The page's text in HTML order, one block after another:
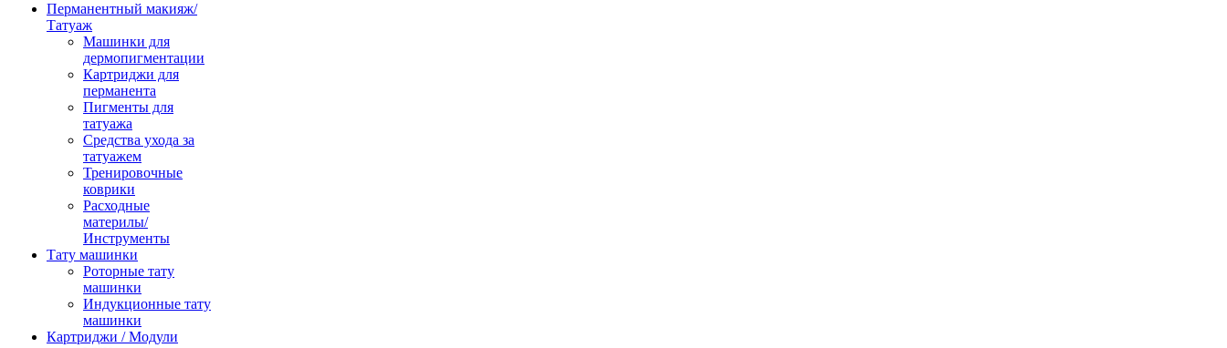
Перманентный макияж/
Татуаж
Машинки для
дермопигментации
Картриджи для
перманента
Пигменты для
татуажа
Средства ухода за
татуажем
Тренировочные
коврики
Расходные
материлы/
Инструменты
Тату машинки
Роторные тату
машинки
Индукционные тату
машинки
Картриджи / Модули